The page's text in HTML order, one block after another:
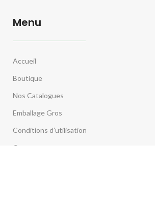
Menu
Accueil
Boutique
Nos Catalogues
Emballage Gros
Conditions d’utilisation
Contactez nous